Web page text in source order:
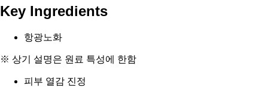
Key Ingredients
항광노화
※ 상기 설명은 원료 특성에 한함
피부 열감 진정